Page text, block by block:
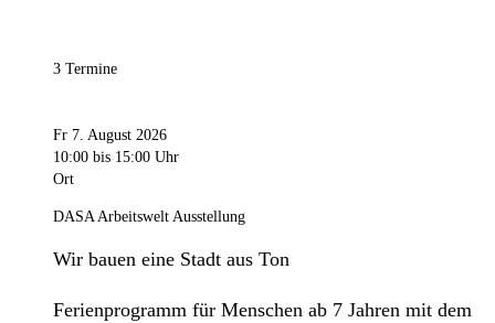
3 Termine
Fr 7. August 2026
10:00 bis 15:00 Uhr
Ort
DASA Arbeitswelt Ausstellung
Wir bauen eine Stadt aus Ton
Ferienprogramm für Menschen ab 7 Jahren mit dem